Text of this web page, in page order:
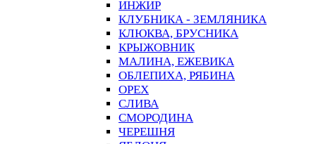
ИНЖИР
КЛУБНИКА - ЗЕМЛЯНИКА
КЛЮКВА, БРУСНИКА
КРЫЖОВНИК
МАЛИНА, ЕЖЕВИКА
ОБЛЕПИХА, РЯБИНА
ОРЕХ
СЛИВА
СМОРОДИНА
ЧЕРЕШНЯ